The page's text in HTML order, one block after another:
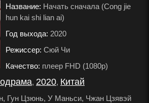
Название: Начать сначала (Cong jie
hun kai shi lian ai)
Год выхода: 2020
Режиссер: Сюй Чи
Качество: плеер FHD (1080p)
, 2020, Китай
Гун Цзюнь, У Маньси, Чжан Цзявэй